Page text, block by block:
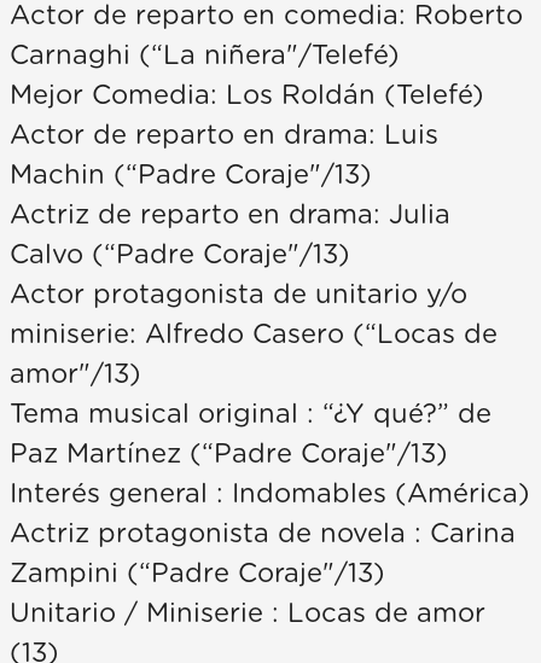
Actor de reparto en comedia: Roberto
Carnaghi (“La niñera"/Telefé)
Mejor Comedia: Los Roldán (Telefé)
Actor de reparto en drama: Luis
Machin (“Padre Coraje"/13)
Actriz de reparto en drama: Julia
Calvo (“Padre Coraje"/13)
Actor protagonista de unitario y/o
miniserie: Alfredo Casero (“Locas de
amor"/13)
Tema musical original : “¿Y qué?” de
Paz Martínez (“Padre Coraje"/13)
Interés general : Indomables (América)
Actriz protagonista de novela : Carina
Zampini (“Padre Coraje"/13)
Unitario / Miniserie : Locas de amor
(13)